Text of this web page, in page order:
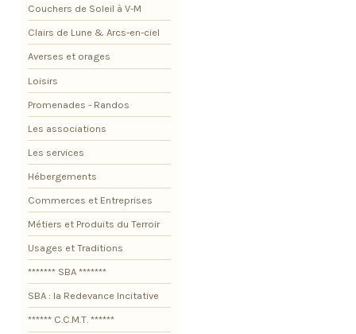
Couchers de Soleil à V-M
Clairs de Lune & Arcs-en-ciel
Averses et orages
Loisirs
Promenades - Randos
Les associations
Les services
Hébergements
Commerces et Entreprises
Métiers et Produits du Terroir
Usages et Traditions
******* SBA *******
SBA : la Redevance Incitative
****** C.C.M.T. ******